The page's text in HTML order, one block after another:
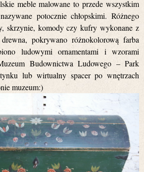
meble malowane to przede wszystkim
potocznie chłopskimi. Różnego
skrzynie, komody czy kufry wykonane z
pokrywano różnokolorową farba
ludowymi ornamentami i wzorami
Budownictwa Ludowego – Park
lub wirtualny spacer po wnętrzach
muzeum:)